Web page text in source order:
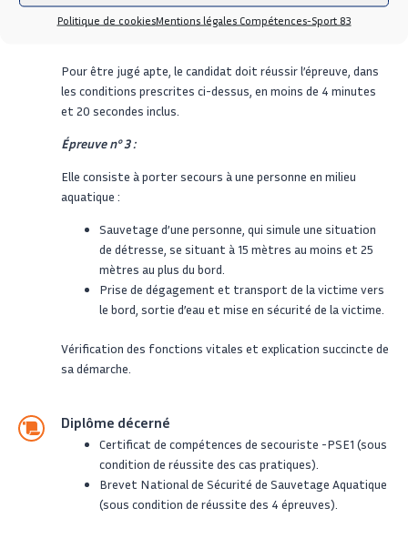
Politique de cookiesMentions légales Compétences-Sport 83
A l’issue des 200 mètres, il effectue une immersion pour
ramener un mannequin sur 50 mètres.
Pour être jugé apte, le candidat doit réussir l’épreuve, dans
les conditions prescrites ci-dessus, en moins de 4 minutes
et 20 secondes inclus.
Épreuve n° 3 :
Elle consiste à porter secours à une personne en milieu
aquatique :
Sauvetage d’une personne, qui simule une situation
de détresse, se situant à 15 mètres au moins et 25
mètres au plus du bord.
Prise de dégagement et transport de la victime vers
le bord, sortie d’eau et mise en sécurité de la victime.
Vérification des fonctions vitales et explication succincte de
sa démarche.
Diplôme décerné
Certificat de compétences de secouriste -PSE1 (sous
condition de réussite des cas pratiques).
Brevet National de Sécurité de Sauvetage Aquatique
(sous condition de réussite des 4 épreuves).